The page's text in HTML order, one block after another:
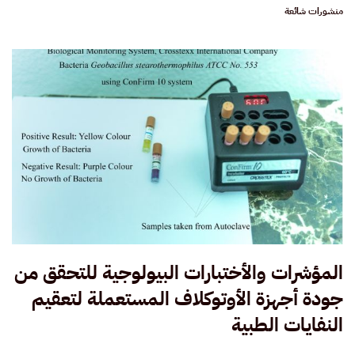
منشورات شائعة
المؤشرات والأختبارات البيولوجية للتحقق من
جودة أجهزة الأوتوكلاف المستعملة لتعقيم
النفايات الطبية